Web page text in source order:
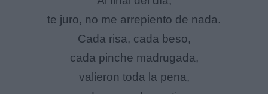
te juro, no me arrepiento de nada.
Cada risa, cada beso,
cada pinche madrugada,
valieron toda la pena,